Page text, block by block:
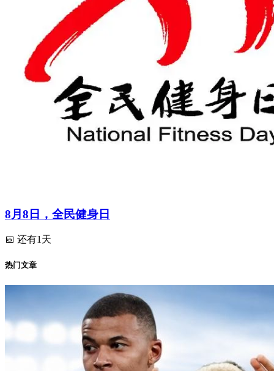
8月8日，全民健身日
📅 还有1天
热门文章